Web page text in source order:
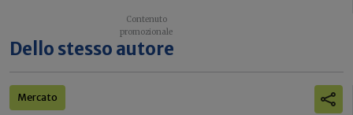
Dello stesso autore
Mercato